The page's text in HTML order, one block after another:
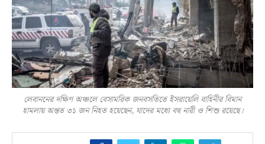
লেবাননের দক্ষিণ অঞ্চলে বেসামরিক জনবসতিতে ইসরায়েলি বাহিনীর বিমান
হামলায় অন্তত ৩১ জন নিহত হয়েছেন, যাদের মধ্যে বহু নারী ও শিশু রয়েছে।